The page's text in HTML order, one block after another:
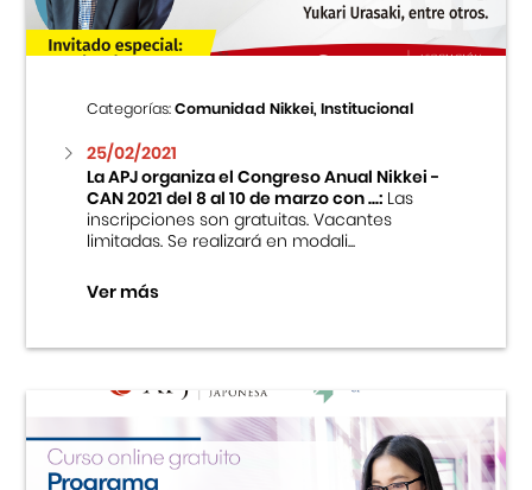
Categorías:Comunidad Nikkei, Institucional
25/02/2021
La APJ organiza el Congreso Anual Nikkei -
CAN 2021 del 8 al 10 de marzo con ...:Las
inscripciones son gratuitas. Vacantes
limitadas. Se realizará en modali...
Ver más